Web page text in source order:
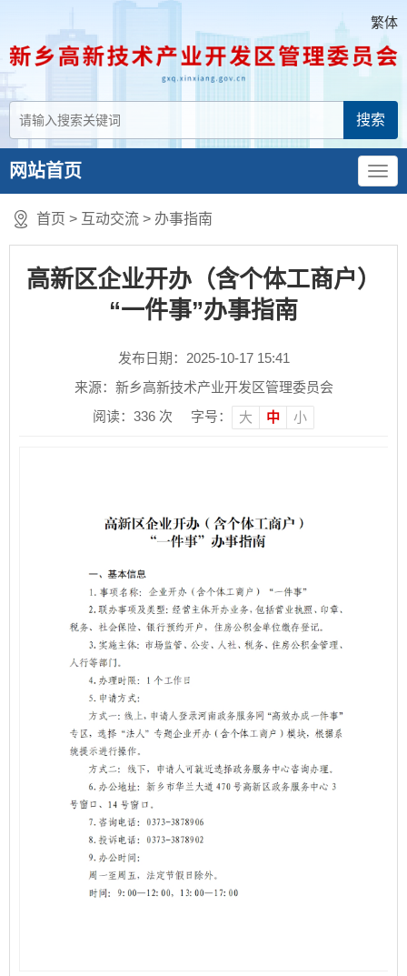
繁体
网站首页
首页 > 互动交流 > 办事指南
高新区企业开办（含个体工商户）
“一件事”办事指南
发布日期：2025-10-17 15:41
来源：新乡高新技术产业开发区管理委员会
阅读： 336 次 字号： 大 中 小